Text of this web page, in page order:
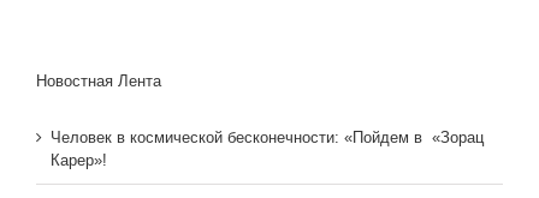
Новостная Лента
Человек в космической бесконечности: «Пойдем в «Зорац
Карер»!